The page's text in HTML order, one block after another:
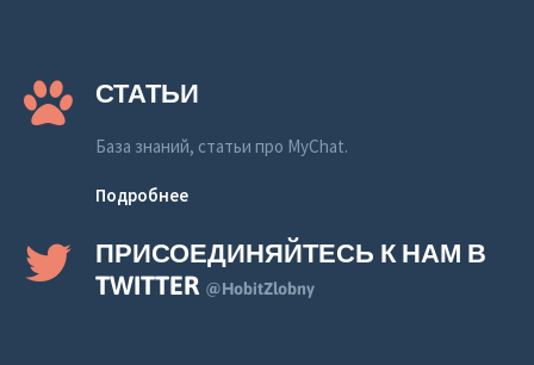
СТАТЬИ
База знаний, статьи про MyChat.
Подробнее
ПРИСОЕДИНЯЙТЕСЬ К НАМ В
TWITTER @HobitZlobny